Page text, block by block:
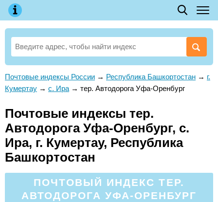
Почтовые индексы России → Республика Башкортостан → г.
Кумертау → с. Ира → тер. Автодорога Уфа-Оренбург
Почтовые индексы тер.
Автодорога Уфа-Оренбург, с.
Ира, г. Кумертау, Республика
Башкортостан
ПОЧТОВЫЙ ИНДЕКС ТЕР.
АВТОДОРОГА УФА-ОРЕНБУРГ